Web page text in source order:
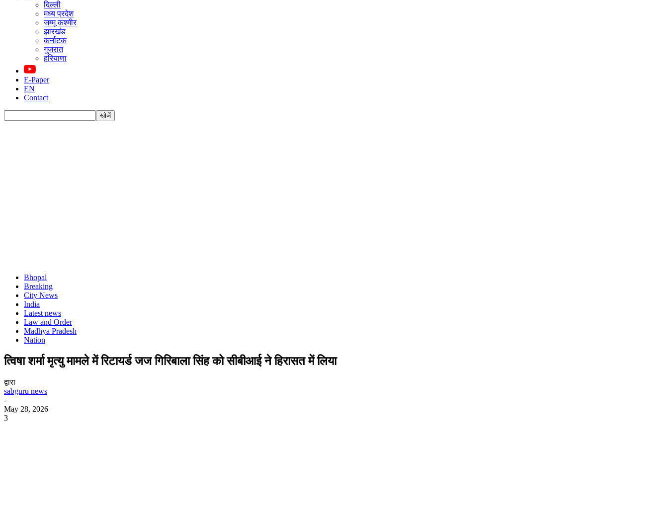
दिल्ली
मध्य प्रदेश
जम्मू कश्मीर
झारखंड
कर्नाटक
गुजरात
हरियाणा
E-Paper
EN
Contact
Bhopal
Breaking
City News
India
Latest news
Law and Order
Madhya Pradesh
Nation
त्विषा शर्मा मृत्यु मामले में रिटायर्ड जज गिरिबाला सिंह को सीबीआई ने हिरासत में लिया
द्वारा
sabguru news
-
May 28, 2026
3